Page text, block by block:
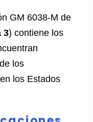
GM 6038-M de
3) contiene los
los
los Estados